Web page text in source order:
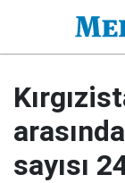
sayısı